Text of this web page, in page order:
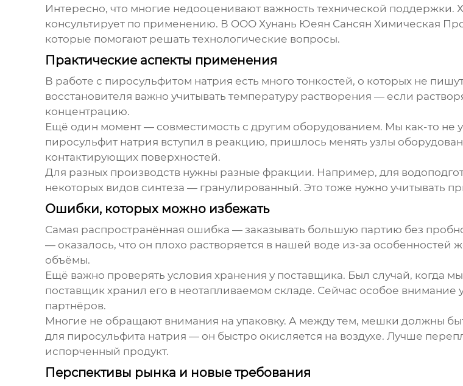
Интересно, что многие недооценивают важность технической
консультирует по применению. В OOO Хунань Юеян Сансян Химическая
которые помогают решать технологические вопросы.
Практические аспекты применения
В работе с пиросульфитом натрия есть много тонкостей, о которых не
восстановителя важно учитывать температуру растворения — если
концентрацию.
Ещё один момент — совместимость с другим оборудованием. Мы как-то не
пиросульфит натрия вступил в реакцию, пришлось менять узлы
контактирующих поверхностей.
Для разных производств нужны разные фракции. Например, для
некоторых видов синтеза — гранулированный. Это тоже нужно учитывать
Ошибки, которых можно избежать
Самая распространённая ошибка — заказывать большую партию без
— оказалось, что он плохо растворяется в нашей воде из-за особенностей
объёмы.
Ещё важно проверять условия хранения у поставщика. Был случай, когда
поставщик хранил его в неотапливаемом складе. Сейчас особое
партнёров.
Многие не обращают внимания на упаковку. А между тем, мешки должны
для пиросульфита натрия — он быстро окисляется на воздухе. Лучше
испорченный продукт.
Перспективы рынка и новые требования